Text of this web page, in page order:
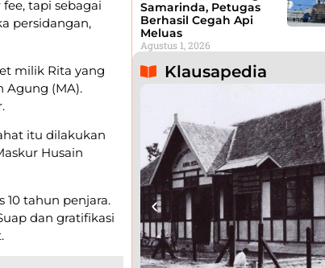
tapi sebagai
persidangan,
milik Rita yang
Agung (MA).
itu dilakukan
Husain
10 tahun penjara.
dan gratifikasi
Samarinda, Petugas
Berhasil Cegah Api
Meluas
Agustus 1, 2026
Klausapedia